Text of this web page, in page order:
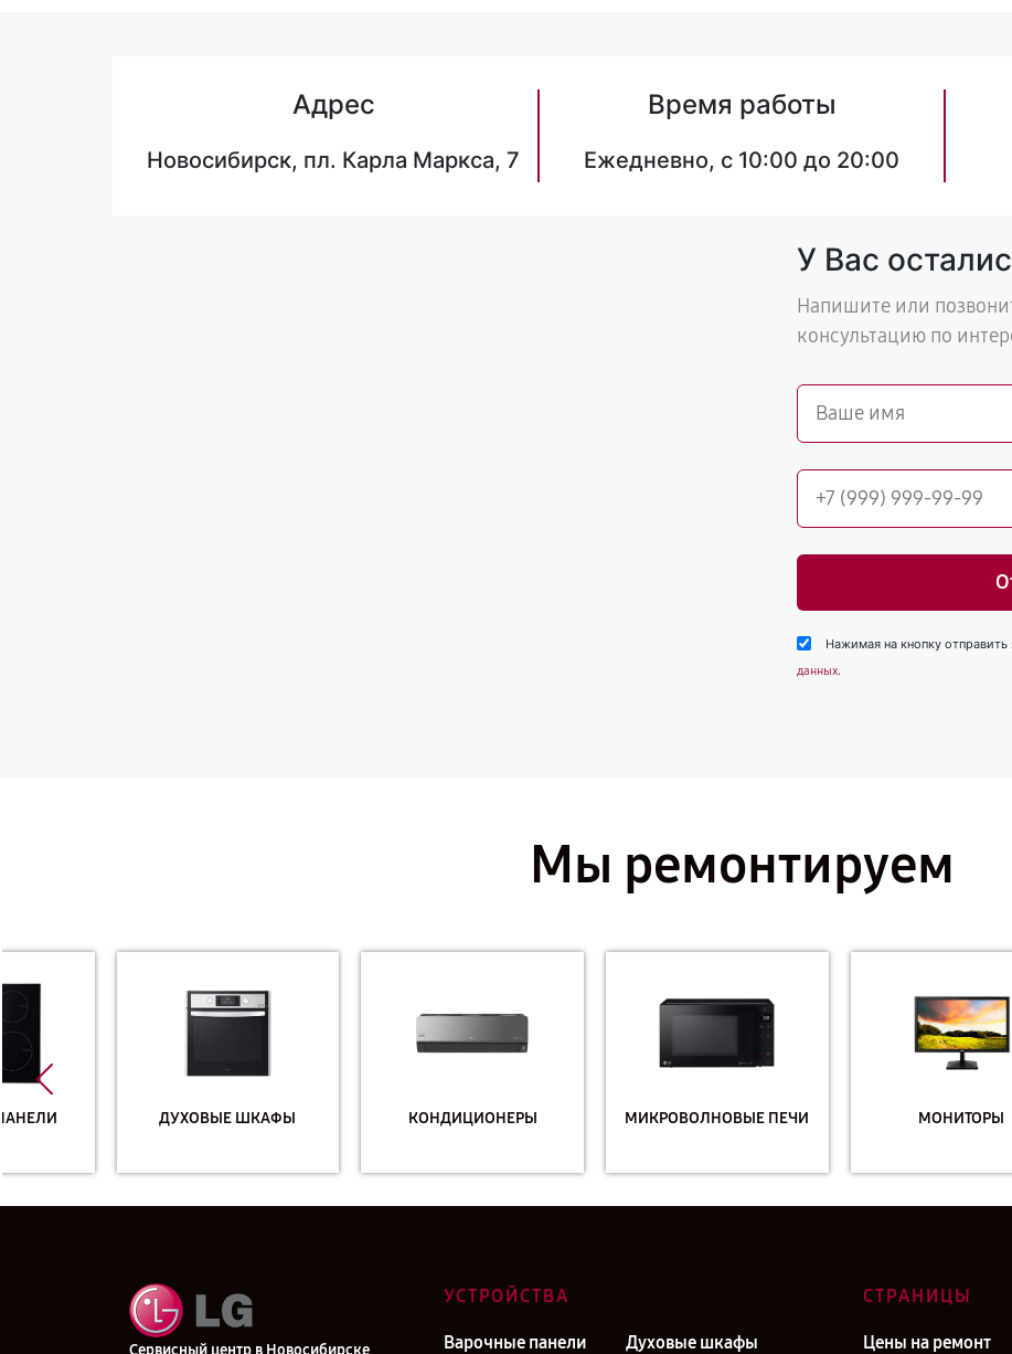
Адрес
Новосибирск, пл. Карла Маркса, 7
Время работы
Ежедневно, с 10:00 до 20:00
У Вас
Напишите или
консультацию по
Нажимая на кнопку
данных.
Мы ремонтируем
ДУХОВЫЕ ШКАФЫ КОНДИЦИОНЕРЫ МИКРОВОЛНОВЫЕ ПЕЧИ
Сервисный центр в Новосибирске
УСТРОЙСТВА
Варочные панели Духовые шкафы
СТРАНИЦЫ
Цены на ремонт